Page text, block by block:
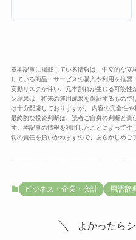
※本記事に掲載している情報は、中立的な立
している商品・サービスの購入や利用を推
変動リスクが伴い、元本割れが生じる可能性
ン結果は、将来の運用成果を保証するもの
は十分配慮しておりますが、 内容の完全性
最終的な投資判断は、読者ご自身の判断と責
す。本記事の情報を利用したことによって
切の責任を負いかねますので、あらかじめご
ビジネス・企業・会計 用語辞
よかったら